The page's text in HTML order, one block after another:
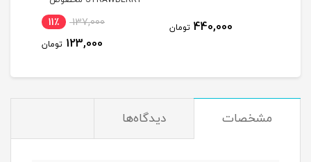
440,000 تومان
کودکان با طعم توت فرنگی
137,000 11٪
123,000 تومان
مشخصات دیدگاه‌ها